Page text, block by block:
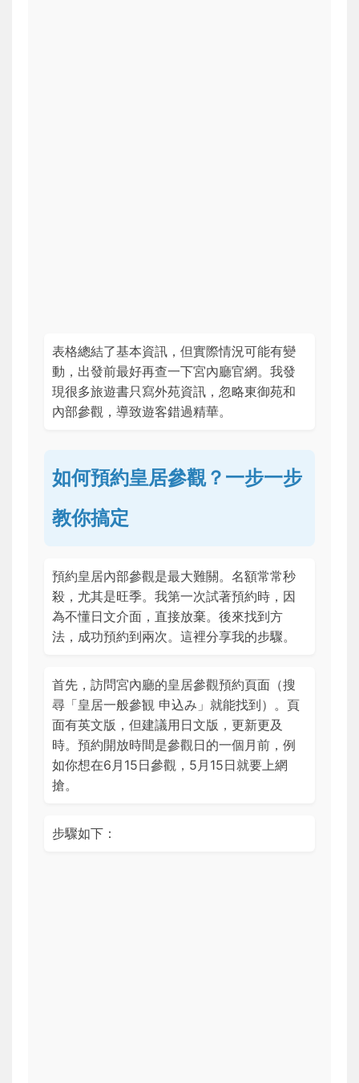
表格總結了基本資訊，但實際情況可能有變
動，出發前最好再查一下宮內廳官網。我發
現很多旅遊書只寫外苑資訊，忽略東御苑和
內部參觀，導致遊客錯過精華。
如何預約皇居參觀？一步一步
教你搞定
預約皇居內部參觀是最大難關。名額常常秒
殺，尤其是旺季。我第一次試著預約時，因
為不懂日文介面，直接放棄。後來找到方
法，成功預約到兩次。這裡分享我的步驟。
首先，訪問宮內廳的皇居參觀預約頁面（搜
尋「皇居一般參観 申込み」就能找到）。頁
面有英文版，但建議用日文版，更新更及
時。預約開放時間是參觀日的一個月前，例
如你想在6月15日參觀，5月15日就要上網
搶。
步驟如下：